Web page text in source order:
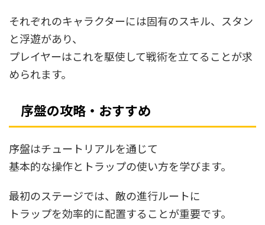
それぞれのキャラクターには固有のスキル、スタン
と浮遊があり、
プレイヤーはこれを駆使して戦術を立てることが求
められます。
序盤の攻略・おすすめ
序盤はチュートリアルを通じて
基本的な操作とトラップの使い方を学びます。
最初のステージでは、敵の進行ルートに
トラップを効率的に配置することが重要です。